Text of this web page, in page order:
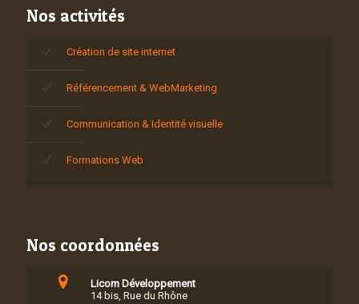
Nos activités
Création de site internet
Référencement & WebMarketing
Communication & Identité visuelle
Formations Web
Nos coordonnées
Licom Développement
14 bis, Rue du Rhône